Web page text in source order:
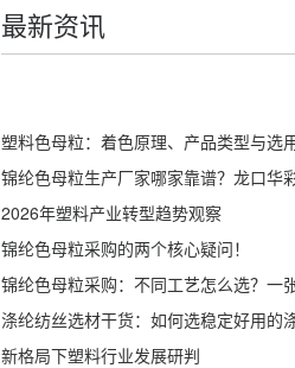
最新资讯
塑料色母粒：着色原理、产品类型与选
锦纶色母粒生产厂家哪家靠谱？龙口华
2026年塑料产业转型趋势观察
锦纶色母粒采购的两个核心疑问！
锦纶色母粒采购：不同工艺怎么选？一
涤纶纺丝选材干货：如何选稳定好用的
新格局下塑料行业发展研判